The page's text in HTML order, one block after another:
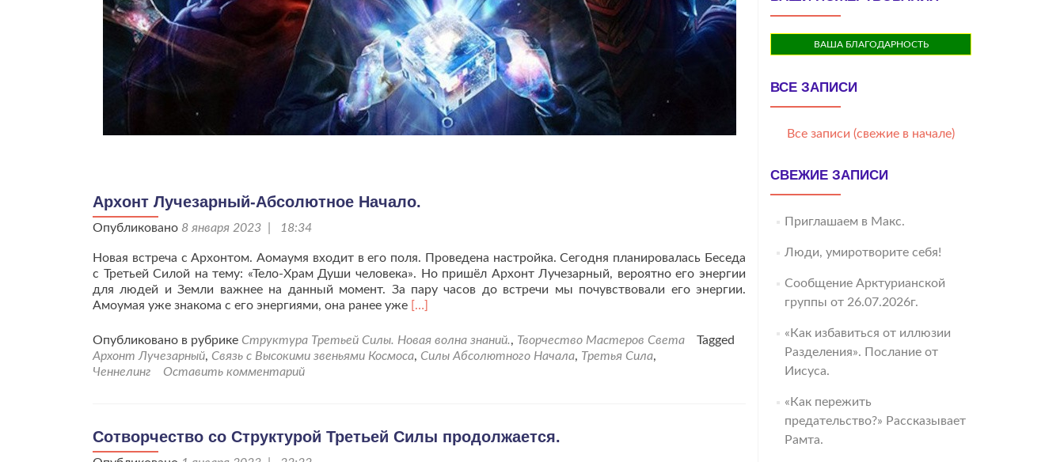
Архонт Лучезарный-Абсолютное Начало.
Опубликовано 8 января 2023 | 18:34
Новая встреча с Архонтом. Аомаумя входит в его поля. Проведена настройка. Сегодня планировалась Беседа
с Третьей Силой на тему: «Тело-Храм Души человека». Но пришёл Архонт Лучезарный, вероятно его энергии
для людей и Земли важнее на данный момент. За пару часов до встречи мы почувствовали его энергии.
Амоумая уже знакома с его энергиями, она ранее уже Читать
проАрхонт
Лучезарный-
[…]
Опубликовано в рубрике Структура Третьей Силы. Новая волна знаний., Творчество Мастеров Света
Tagged
Архонт Лучезарный, Связь с Высокими звеньями Космоса, Силы Абсолютного Начала, Третья Сила,
Ченнелинг
Оставить комментарий
Сотворчество со Структурой Третьей Силы продолжается.
ВАША БЛАГОДАРНОСТЬ
ВСЕ ЗАПИСИ
Все записи (свежие в начале)
СВЕЖИЕ ЗАПИСИ
Приглашаем в Макс.
Люди, умиротворите себя!
Сообщение Арктурианской
группы от 26.07.2026г.
«Как избавиться от иллюзии
Разделения». Послание от
Иисуса.
«Как пережить
предательство?» Рассказывает
Рамта.